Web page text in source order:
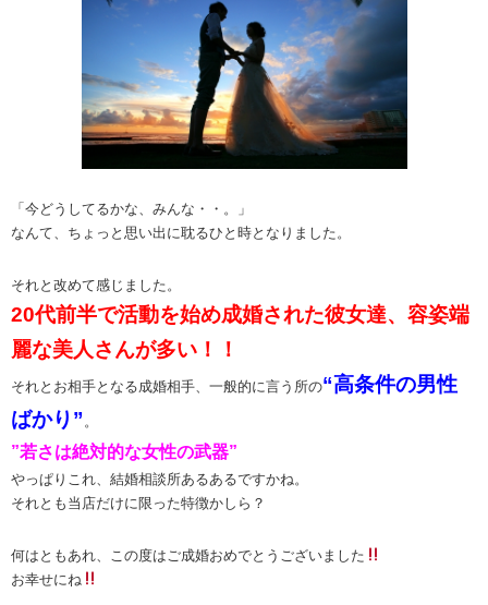
「今どうしてるかな、みんな・・。」
なんて、ちょっと思い出に耽るひと時となりました。
それと改めて感じました。
20代前半で活動を始め成婚された彼女達、容姿端
麗な美人さんが多い！！
それとお相手となる成婚相手、一般的に言う所の“高条件の男性
ばかり” 。
”若さは絶対的な女性の武器”
やっぱりこれ、結婚相談所あるあるですかね。
それとも当店だけに限った特徴かしら？
何はともあれ、この度はご成婚おめでとうございました
お幸せにね